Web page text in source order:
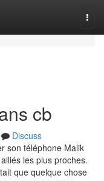
cb
Discuss
son téléphone Malik
les plus proches.
que quelque chose